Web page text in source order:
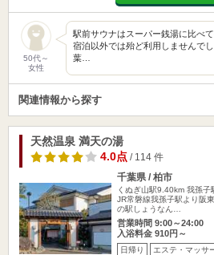
50代～
女性
駅前サウナはスーパー銭湯に比べ
宿泊以外では殆ど利用しませんで
葉…
関連情報から探す
天然温泉 満天の湯
4.0点/ 114 件
千葉県 / 柏市
くぬぎ山駅9.40km 我孫子
JR常磐線我孫子駅より阪
の駅しょうなん…
営業時間 9:00～24:00
入浴料金 910円～
日帰り エステ・マッサ